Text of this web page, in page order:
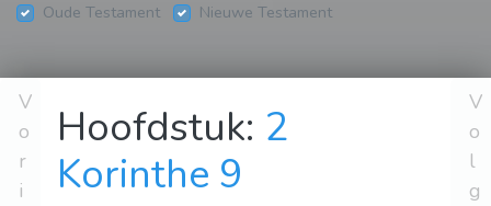
Oude Testament Nieuwe Testament
V
o
r
i
Hoofdstuk: 2
Korinthe 9
V
o
l
g